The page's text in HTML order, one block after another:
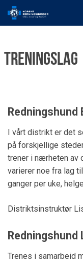
Treningslag
Redningshund
I vårt distrikt er det
på forskjellige
trener i nærheten av
varierer noe fra lag
ganger per uke,
Distriktsinstruktør
Redningshund
Trenes i samarbeid